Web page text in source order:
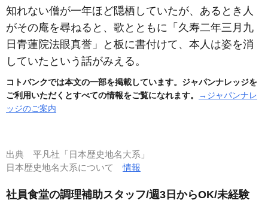
知れない僧が一年ほど隠栖していたが、あるとき人
がその庵を尋ねると、歌とともに「久寿二年三月九
日青蓮院法眼真誉」と板に書付けて、本人は姿を消
していたという話がみえる。
コトバンクでは本文の一部を掲載しています。ジャパンナレッジを
ご利用いただくとすべての情報をご覧になれます。
→ジャパンナレ
ッジのご案内
出典 平凡社「日本歴史地名大系」
日本歴史地名大系について情報
社員食堂の調理補助スタッフ/週3日からOK/未経験